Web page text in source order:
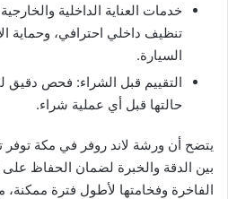
خدمات العناية الداخلية
تنظيف داخلي احترافي، وحماية
السيارة.
التقييم قبل الشراء: فحص دقيق
حالتها قبل أي عملية شراء.
يتضح أن ورشة لاند روفر في مكة توفر
بين الدقة والخبرة لضمان الحفاظ على
الفاخرة وفخامتها لأطول فترة ممكنة،